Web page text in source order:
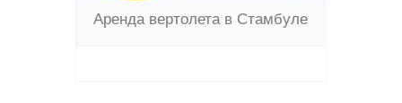
Аренда вертолета в Стамбуле